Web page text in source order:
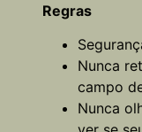
Regras
Nunca
campo
Nunca